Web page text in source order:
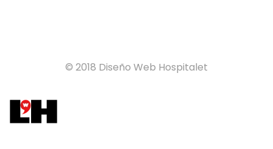
© 2018 Diseño Web Hospitalet